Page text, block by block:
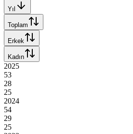
Yıl
Toplam
Erkek
Kadın
2025
53
28
25
2024
54
29
25